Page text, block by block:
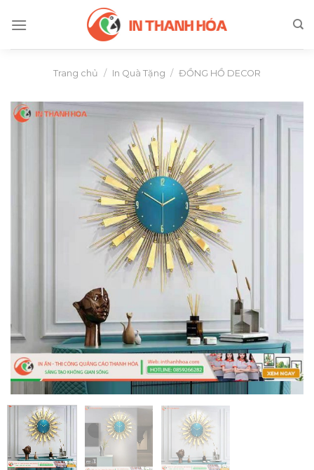
Trang chủ / In Quà Tặng / ĐỒNG HỒ DECOR